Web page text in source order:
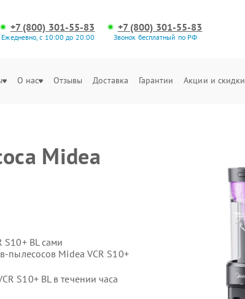
+7 (800) 301-55-83
Ежедневно, с 10:00 до 20:00
+7 (800) 301-55-83
Звонок бесплатный по РФ
О нас Отзывы Доставка Гарантии Акции и скидки
Midea
S10+ BL сами
пылесосов Midea VCR S10+
S10+ BL в течении часа